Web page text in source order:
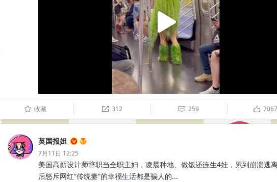
û 收藏  312  259 ñ 7067
英国报姐
7月11日 12:25
美国高薪设计师辞职当全职主妇，凌晨种地、做饭还连生4娃，累到崩溃逃
后怒斥网红“传统妻”的幸福生活都是骗人的... ​​​​